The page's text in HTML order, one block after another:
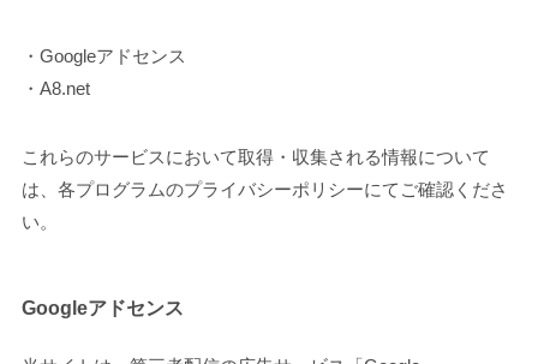
・Googleアドセンス
・A8.net
これらのサービスにおいて取得・収集される情報について
は、各プログラムのプライバシーポリシーにてご確認くださ
い。
Googleアドセンス